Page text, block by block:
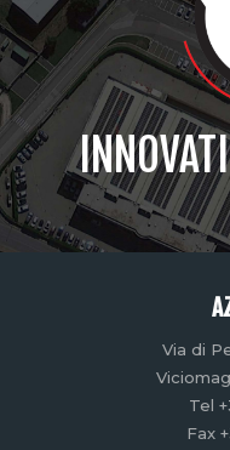
Via di
Tel
Fax